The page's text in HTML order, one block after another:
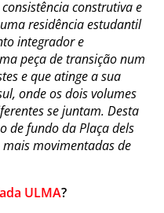
construtiva e
residência estudantil
integrador e
peça de transição num
e que atinge a sua
onde os dois volumes
se juntam. Desta
de fundo da Plaça dels
movimentadas de
ULMA?